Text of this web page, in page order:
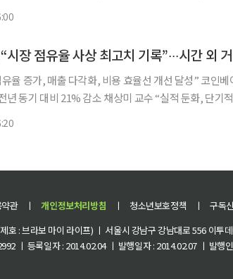
시장 점유율 사상 최고치 기록”∙∙∙시간 외
율 증가, 매출 다각화, 비용 효율선 개선 달성” 코인
년 동기 대비 21% 감소 채상미 교수 “실적 둔화, 단기
관 ㅣ 개인정보처리방침 ㅣ 청소년보호정책 ㅣ 구독
호 : 브라보 마이 라이프) ㅣ 서울시 강남구 강남대로 556 이
ㅣ 등록일자 : 2014.02.04 ㅣ 발행일자 : 2014.02.07 ㅣ 발행